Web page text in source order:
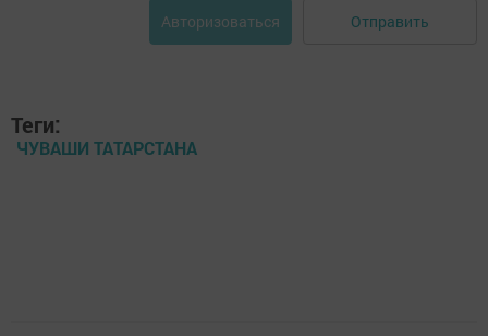
Авторизоваться Отправить
Теги:
ЧУВАШИ ТАТАРСТАНА